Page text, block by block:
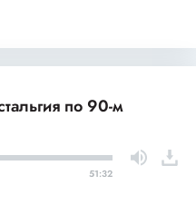
по 90-м
51:32